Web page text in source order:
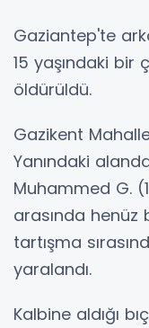
Gaziantep'te
15 yaşındaki bir
öldürüldü.
Gazikent
Yanındaki
Muhammed G.
arasında henüz
tartışma
yaralandı.
Kalbine aldığı